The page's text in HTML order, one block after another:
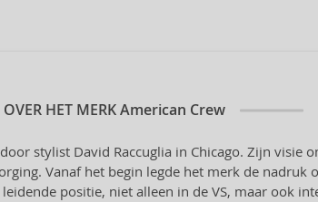
OVER HET MERKAmerican Crew
stylist David Raccuglia in Chicago. Zijn visie
Vanaf het begin legde het merk de
positie, niet alleen in de VS, maar ook